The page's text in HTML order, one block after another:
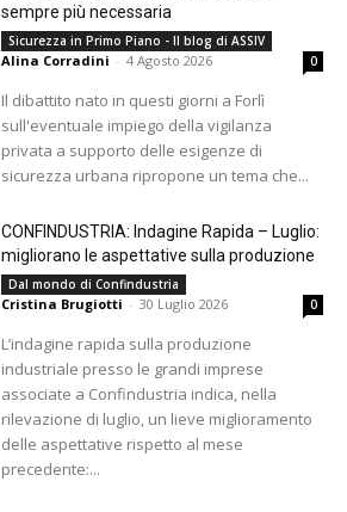
sempre più necessaria
Sicurezza in Primo Piano - Il blog di ASSIV
Alina Corradini - 4 Agosto 2026 0
Il dibattito nato in questi giorni a Forlì
sull'eventuale impiego della vigilanza
privata a supporto delle esigenze di
sicurezza urbana ripropone un tema che...
CONFINDUSTRIA: Indagine Rapida – Luglio:
migliorano le aspettative sulla produzione
Dal mondo di Confindustria
Cristina Brugiotti - 30 Luglio 2026 0
L’indagine rapida sulla produzione
industriale presso le grandi imprese
associate a Confindustria indica, nella
rilevazione di luglio, un lieve miglioramento
delle aspettative rispetto al mese
precedente:...